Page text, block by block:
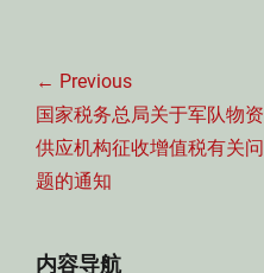
章
导
航
← Previous
Previous
post:
国家税务总局关于军队物资
供应机构征收增值税有关问
题的通知
内容导航